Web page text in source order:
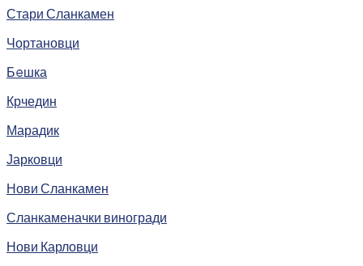
Стари Сланкамен
Чортановци
Бeшка
Крчедин
Марадик
Јарковци
Нови Сланкамен
Сланкаменачки виногради
Нови Карловци